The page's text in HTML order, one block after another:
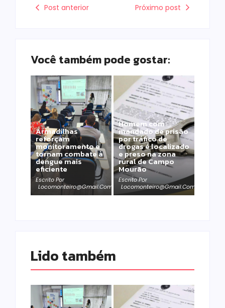
Post anterior Próximo post
Você também pode gostar:
Armadilhas
reforçam
monitoramento e
tornam combate à
dengue mais
eficiente
Escrito Por
Locomonteiro@gmail.com
Homem com
mandado de prisão
por tráfico de
drogas é localizado
e preso na zona
rural de Campo
Mourão
Escrito Por
Locomonteiro@gmail.com
Lido também